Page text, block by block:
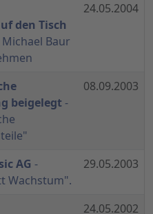
den Tisch
Baur
24.05.2004
beigelegt -
08.09.2003
AG -
Wachstum".
29.05.2003
24.05.2002